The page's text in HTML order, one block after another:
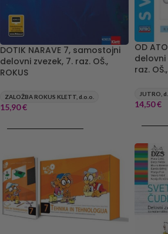
DOTIK NARAVE 7, samostojni
delovni zvezek, 7. raz. OŠ.,
ROKUS
ZALOŽBA ROKUS KLETT, d.o.o.
15,90€
OD
delovni
raz.
JUTRO,
14,50€